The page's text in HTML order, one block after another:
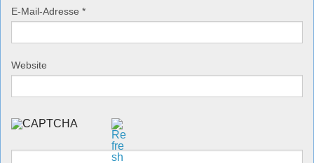
E-Mail-Adresse *
Website